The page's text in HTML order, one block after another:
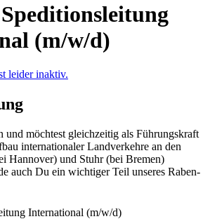
(m/w/d)
leider inaktiv.
und möchtest gleichzeitig als Führungskraft
internationaler Landverkehre an den
Hannover) und Stuhr (bei Bremen)
auch Du ein wichtiger Teil unseres Raben-
International (m/w/d)